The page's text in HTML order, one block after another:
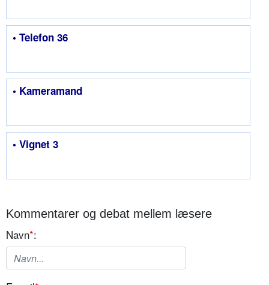
• Telefon 36
• Kameramand
• Vignet 3
Kommentarer og debat mellem læsere
Navn*: